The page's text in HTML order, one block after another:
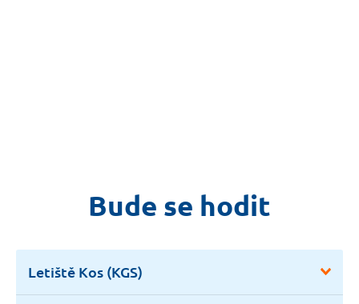
Bude se hodit
Letiště Kos (KGS)